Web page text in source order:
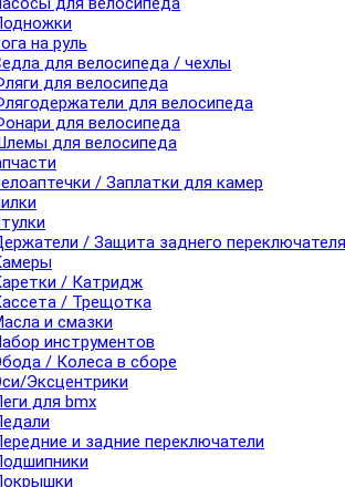
на руль
для велосипеда / чехлы
для велосипеда
для велосипеда
для велосипеда
для велосипеда
/ Заплатки для камер
/ Защита заднего переключателя
/ Катридж
/ Трещотка
и смазки
инструментов
/ Колеса в сборе
Эксцентрики
для bmx
и задние переключатели